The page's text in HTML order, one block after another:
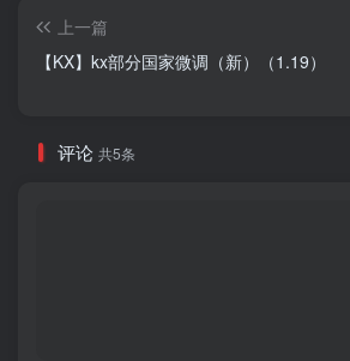
上一篇
【KX】kx部分国家微调（新）（1.19）
评论 共5条